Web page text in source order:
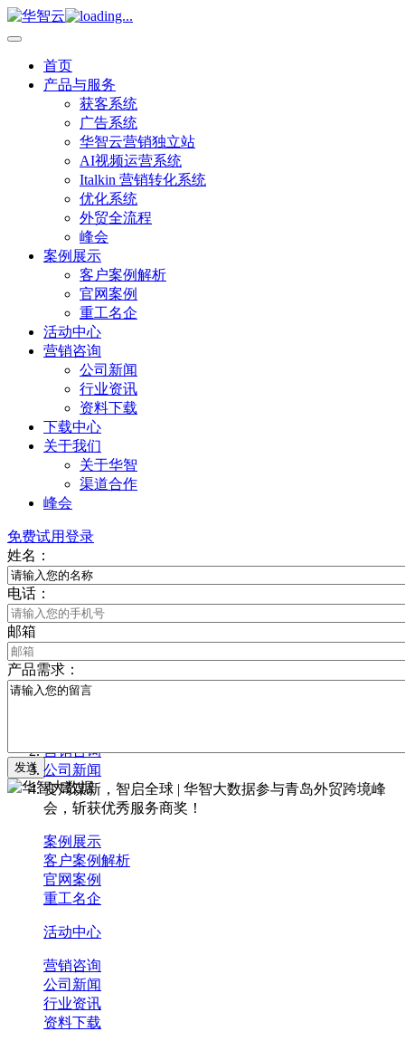
首页
产品与服务
获客系统
广告系统
华智云营销独立站
AI视频运营系统
Italkin 营销转化系统
优化系统
外贸全流程
峰会
案例展示
客户案例解析
官网案例
重工名企
活动中心
营销咨询
公司新闻
行业资讯
资料下载
下载中心
关于我们
关于华智
渠道合作
峰会
免费试用登录
姓名：
电话：
邮箱
产品需求：
发送
营销咨询
公司新闻
变局谋新，智启全球 | 华智大数据参与青岛外贸跨境峰
会，斩获优秀服务商奖！
案例展示
客户案例解析
官网案例
重工名企
活动中心
营销咨询
公司新闻
行业资讯
资料下载